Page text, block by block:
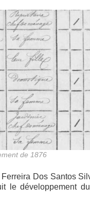
de 1876
Dos Santos
le développement